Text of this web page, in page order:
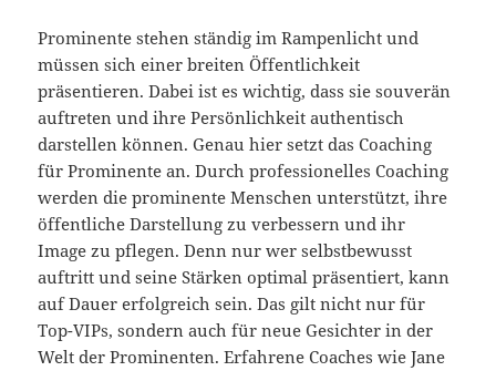
Prominente stehen ständig im Rampenlicht und
müssen sich einer breiten Öffentlichkeit
präsentieren. Dabei ist es wichtig, dass sie souverän
auftreten und ihre Persönlichkeit authentisch
darstellen können. Genau hier setzt das Coaching
für Prominente an. Durch professionelles Coaching
werden die prominente Menschen unterstützt, ihre
öffentliche Darstellung zu verbessern und ihr
Image zu pflegen. Denn nur wer selbstbewusst
auftritt und seine Stärken optimal präsentiert, kann
auf Dauer erfolgreich sein. Das gilt nicht nur für
Top-VIPs, sondern auch für neue Gesichter in der
Welt der Prominenten. Erfahrene Coaches wie Jane